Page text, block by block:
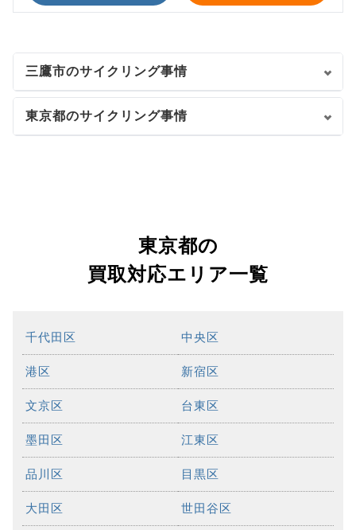
三鷹市のサイクリング事情
東京都のサイクリング事情
東京都の
買取対応エリア一覧
千代田区 中央区
港区 新宿区
文京区 台東区
墨田区 江東区
品川区 目黒区
大田区 世田谷区